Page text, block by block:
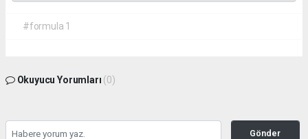
#formula 1
Okuyucu Yorumları (0)
Gönder